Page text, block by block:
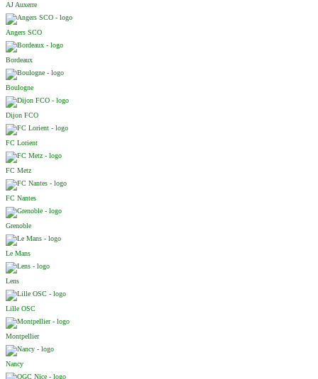
AJ Auxerre
Angers SCO
Bordeaux
Boulogne
Dijon FCO
FC Lorient
FC Metz
FC Nantes
Grenoble
Le Mans
Lens
Lille OSC
Montpellier
Nancy